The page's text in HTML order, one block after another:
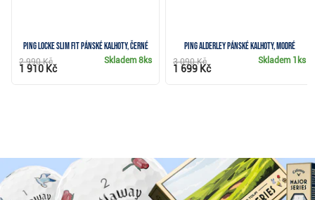
Ping Locke Slim Fit pánské kalhoty, černé
Skladem8ks
2 990 Kč
1 910 Kč
PING Alderley pánské kalhoty, modré
Skladem 1ks
3 090 Kč
1 699 Kč